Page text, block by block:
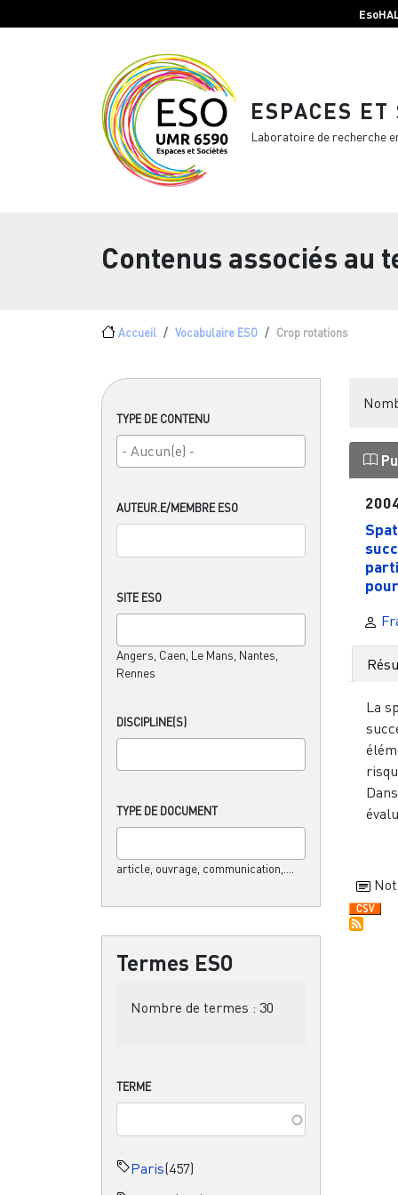
ESPACES ET
Laboratoire de recherche
Contenus associés au
Fil d'Ariane
Accueil Vocabulaire ESO Crop rotations
TYPE DE CONTENU
AUTEUR.E/MEMBRE ESO
SITE ESO
Angers, Caen, Le Mans, Nantes,
Rennes
DISCIPLINE(S)
TYPE DE DOCUMENT
article, ouvrage, communication,....
Termes ESO
Nombre de termes : 30
TERME
Paris(457)
La